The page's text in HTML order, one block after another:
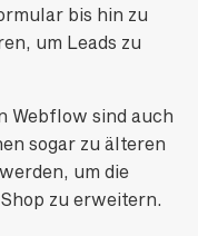
bis hin zu
um Leads zu
Webflow sind auch
sogar zu älteren
um die
zu erweitern.